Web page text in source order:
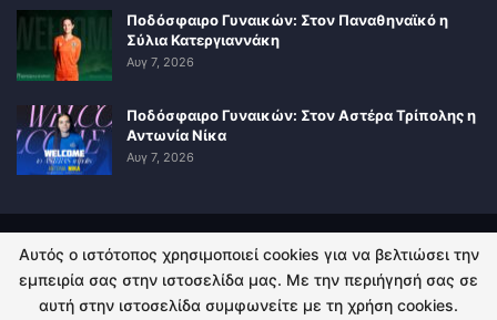
Ποδόσφαιρο Γυναικών: Στον Παναθηναϊκό η
Σύλια Κατεργιαννάκη
Αυγ 7, 2026
Ποδόσφαιρο Γυναικών: Στον Αστέρα Τρίπολης η
Αντωνία Νίκα
Αυγ 7, 2026
ΠΟΛΙΤΙΚΗ ΑΠΟΡΡΗΤΟΥ ΕΠΙΚΟΙΝΩΝΙΑ
Αυτός ο ιστότοπος χρησιμοποιεί cookies για να βελτιώσει την
εμπειρία σας στην ιστοσελίδα μας. Με την περιήγησή σας σε
αυτή στην ιστοσελίδα συμφωνείτε με τη χρήση cookies.